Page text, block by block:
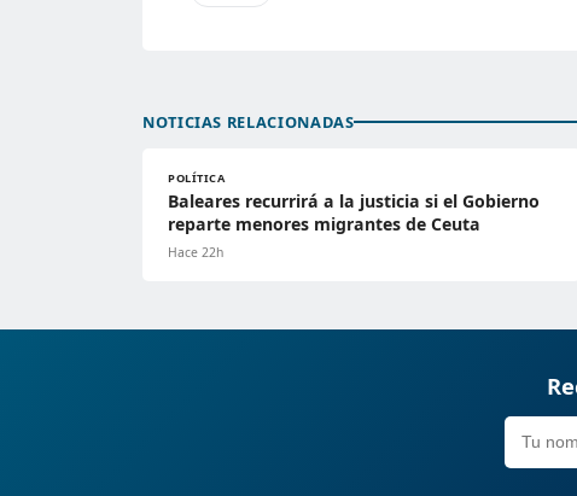
NOTICIAS RELACIONADAS
POLÍTICA
Baleares recurrirá a la justicia si el Gobierno
reparte menores migrantes de Ceuta
Hace 22h